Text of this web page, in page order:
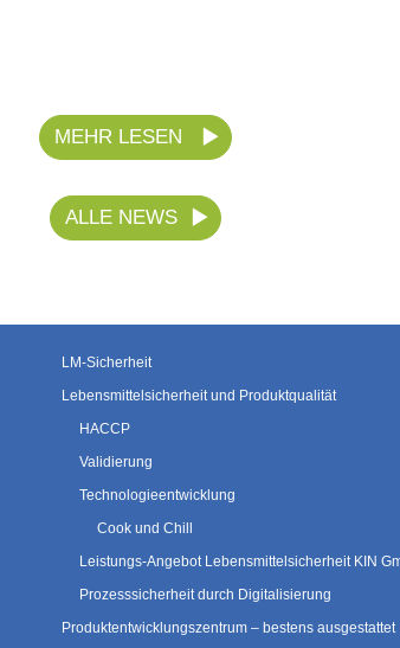
MEHR LESEN
ALLE NEWS
LM-Sicherheit
Lebensmittelsicherheit und Produktqualität
HACCP
Validierung
Technologieentwicklung
Cook und Chill
Leistungs-Angebot Lebensmittelsicherheit KIN
Prozesssicherheit durch Digitalisierung
Produktentwicklungszentrum – bestens ausgestattet